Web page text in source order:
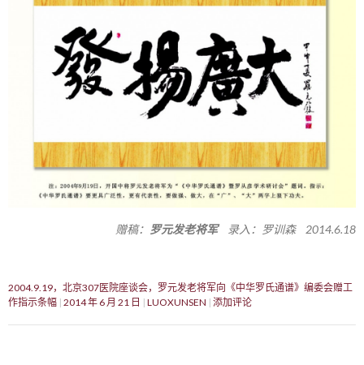
赠稿： 罗元发老将军录入：罗训森 2014.6.18
2004.9.19，北京307医院座谈会，罗元发老将军向《中华罗氏通谱》编委会赠工
作指示条幅 2014 年 6 月 21 日 LUOXUNSEN 添加评论